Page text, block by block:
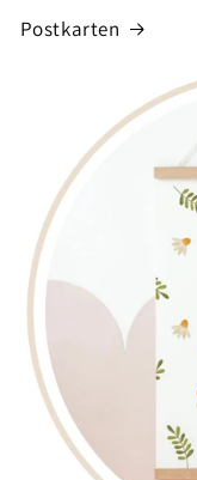
Postkarten